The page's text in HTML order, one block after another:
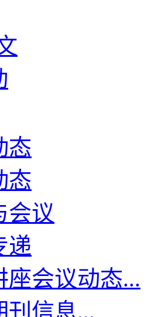
态
态
会议
递
座会议动态...
刊信息...